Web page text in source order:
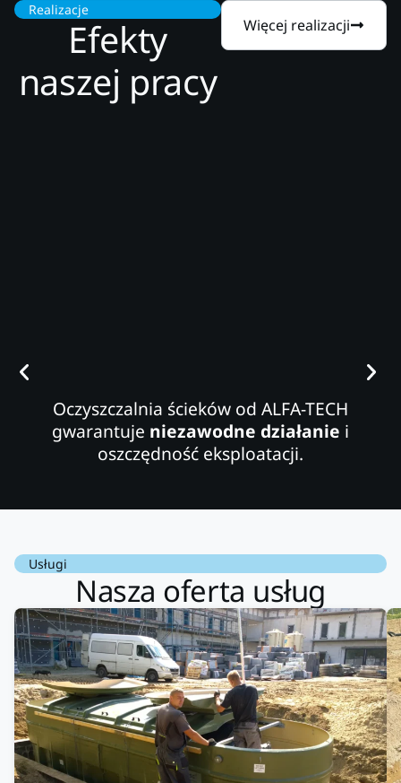
Realizacje
Efekty
naszej pracy
Więcej realizacji
Oczyszczalnia ścieków od ALFA-TECH
gwarantuje niezawodne działanie i
oszczędność eksploatacji.
Usługi
Nasza oferta usług